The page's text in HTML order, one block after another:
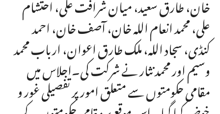
علی، محمد انعام اللہ خان، آصف خان، احمد
کنڈی، سجاد اللہ، ملک طارق اعوان، ارباب محمد
وسیم اور محمد نثار نے شرکت کی۔اجلاس میں
مقامی حکومتوں سے متعلق امور پر تفصیلی غور و